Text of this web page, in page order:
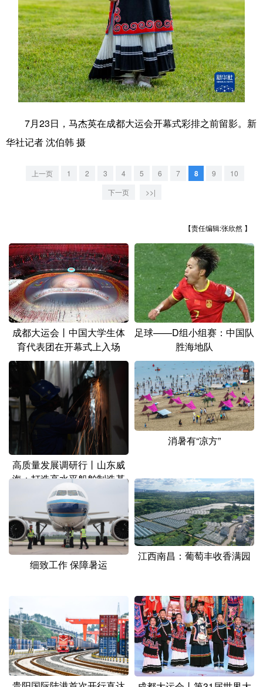
文化产业
地方频道
北京 天津 河北 山西
浙江
广西 海南
新疆 内蒙古 黑龙江
多语种频道
English Español Français عربى
Русский язык 日本語 한국어
Deutsch Português
7月23日，马杰英在成都大运会开幕式彩排之前留影。新
华社记者 沈伯韩 摄
上一页 1 2 3 4 5 6 7 8 9
10
下一页
>>|
【责任编辑:张欣然 】
成都大运会丨中国大学生体
育代表团在开幕式上入场
足球——D组小组赛：中国队
胜海地队
高质量发展调研行丨山东威
海：打造高水平船舶制造基
地
消暑有“凉方”
细致工作 保障暑运
江西南昌：葡萄丰收香满园